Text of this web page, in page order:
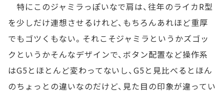
特にこのジャミラっぽいなで肩は、往年のライカR型
を少しだけ連想させるけれど、もちろんあれほど重厚
でもゴツくもない。それこそジャミラというかズゴッ
クというかそんなデザインで、ボタン配置など操作系
はG5とほとんど変わってないし、G5と見比べるとほん
のちょっとの違いなのだけど、見た目の印象が違ってい